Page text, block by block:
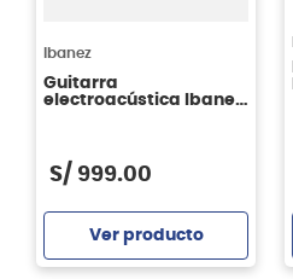
Ibanez
Guitarra
electroacústica Ibanez
S/ 999.00
Ver producto